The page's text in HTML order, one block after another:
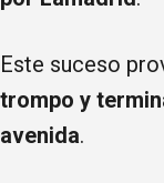
Este suceso
trompo y
avenida.